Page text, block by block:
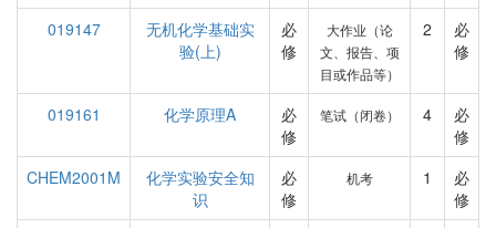
019147
无机化学基础实
验(上)
必
修
大作业（论
文、报告、项
目或作品等）
2
必
修
019161 化学原理A
必
修
笔试（闭卷） 4
必
修
CHEM2001M
化学实验安全知
识
必
修
机考 1
必
修